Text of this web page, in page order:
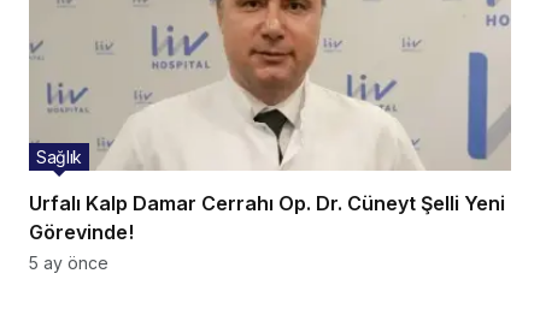
Urfalı Kalp Damar Cerrahı Op. Dr. Cüneyt Şelli Yeni
Görevinde!
Sağlık
5 ay önce